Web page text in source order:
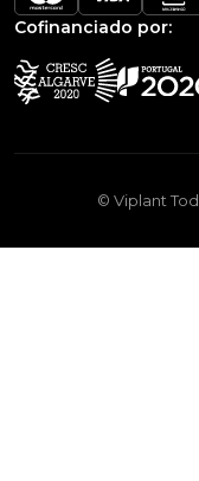
Cofinanciado por:
© Viplant